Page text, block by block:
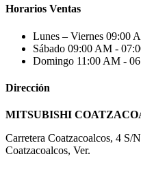
Horarios Ventas
Lunes – Viernes 09:00
Sábado 09:00 AM -
Domingo 11:00 AM -
Dirección
MITSUBISHI
Carretera Coatzacoalcos, 4 S/
Coatzacoalcos, Ver.